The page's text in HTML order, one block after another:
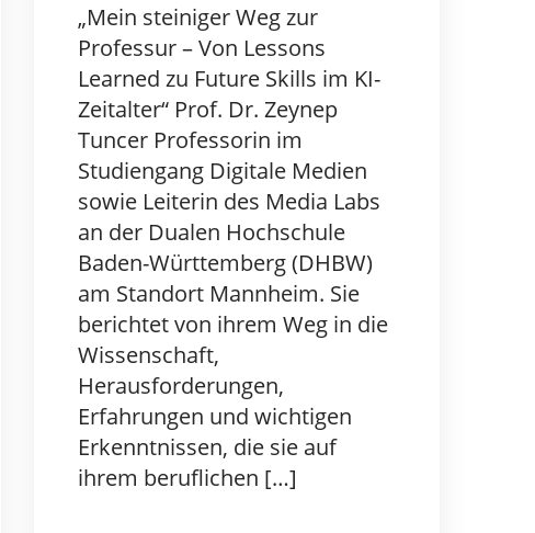
„Mein steiniger Weg zur
Professur – Von Lessons
Learned zu Future Skills im KI-
Zeitalter“ Prof. Dr. Zeynep
Tuncer Professorin im
Studiengang Digitale Medien
sowie Leiterin des Media Labs
an der Dualen Hochschule
Baden-Württemberg (DHBW)
am Standort Mannheim. Sie
berichtet von ihrem Weg in die
Wissenschaft,
Herausforderungen,
Erfahrungen und wichtigen
Erkenntnissen, die sie auf
ihrem beruflichen […]